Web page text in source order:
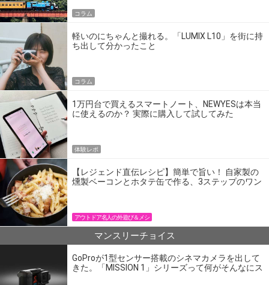
コラム
軽いのにちゃんと撮れる。「LUMIX L10」を街に持
ち出して分かったこと
コラム
1万円台で買えるスマートノート、NEWYESは本当
に使えるのか？ 実際に購入して試してみた
体験レポ
【レジェンド直伝レシピ】簡単で旨い！ 自家製の
燻製ベーコンとホタテ缶で作る、3ステップのワン
アウトドア名人の外遊び＆メシ
マンスリーチョイス
GoProが1型センサー搭載のシネマカメラを出して
きた。「MISSION 1」シリーズって何がそんなにス